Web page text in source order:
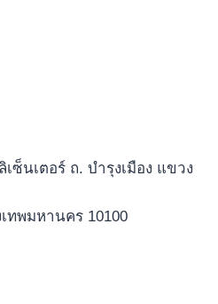
ซ็นเตอร์ ถ. บำรุงเมือง แขวง
ทพมหานคร 10100